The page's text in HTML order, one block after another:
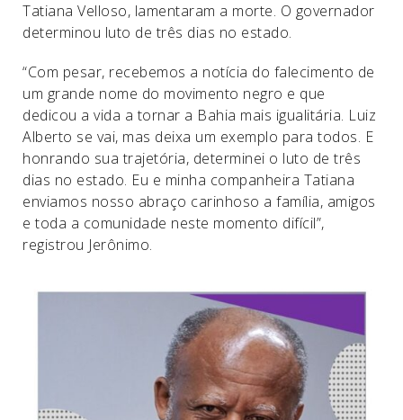
Tatiana Velloso, lamentaram a morte. O governador
determinou luto de três dias no estado.
“Com pesar, recebemos a notícia do falecimento de
um grande nome do movimento negro e que
dedicou a vida a tornar a Bahia mais igualitária. Luiz
Alberto se vai, mas deixa um exemplo para todos. E
honrando sua trajetória, determinei o luto de três
dias no estado. Eu e minha companheira Tatiana
enviamos nosso abraço carinhoso a família, amigos
e toda a comunidade neste momento difícil”,
registrou Jerônimo.